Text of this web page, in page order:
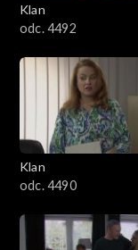
3001–3100
2901–3000
2801–2900
2701–2800
2501–2600
Klan
odc. 4492
Klan
odc. 4490